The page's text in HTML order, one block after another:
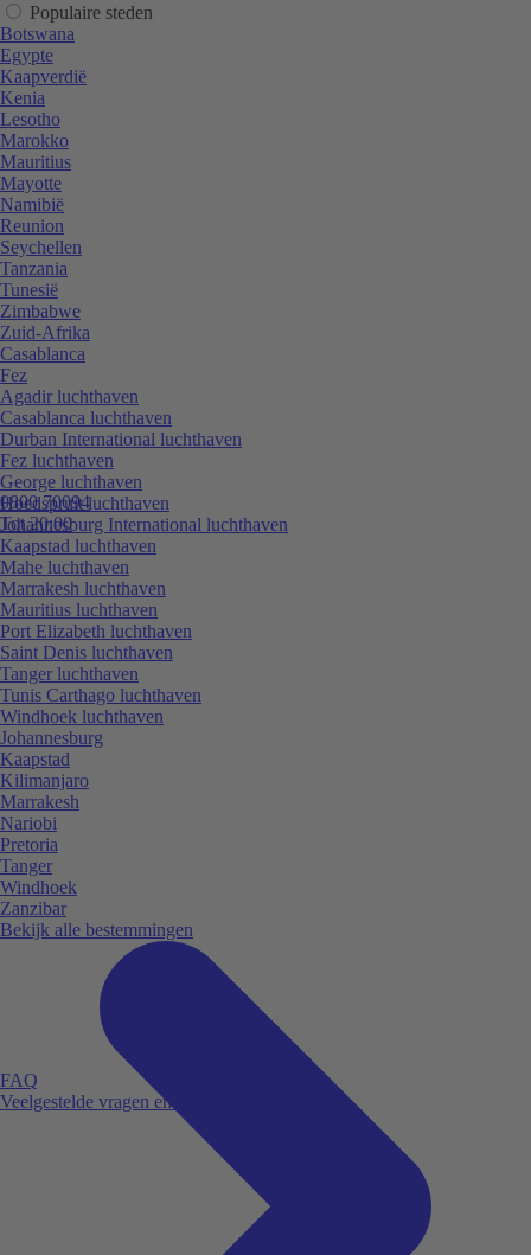
0800 70094
Tot 20:00
FAQ
Veelgestelde vragen en antwoorden.
Populaire steden
Botswana
Egypte
Kaapverdië
Kenia
Lesotho
Marokko
Mauritius
Mayotte
Namibië
Reunion
Seychellen
Tanzania
Tunesië
Zimbabwe
Zuid-Afrika
Casablanca
Fez
Agadir luchthaven
Casablanca luchthaven
Durban International luchthaven
Fez luchthaven
George luchthaven
Hoedspruit luchthaven
Johannesburg International luchthaven
Kaapstad luchthaven
Mahe luchthaven
Marrakesh luchthaven
Mauritius luchthaven
Port Elizabeth luchthaven
Saint Denis luchthaven
Tanger luchthaven
Tunis Carthago luchthaven
Windhoek luchthaven
Johannesburg
Kaapstad
Kilimanjaro
Marrakesh
Nariobi
Pretoria
Tanger
Windhoek
Zanzibar
Bekijk alle bestemmingen